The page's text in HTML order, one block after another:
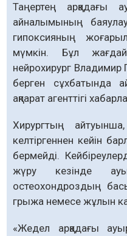
Таңертең арқадағы
айналымының
гипоксияның
мүмкін. Бұл
нейрохирург Владимир
берген сұхбатында
ақпарат агенттігі
Хирургтың
келтіргеннен кейін
бермейді.
жүру кезінде
остеохондроздың
грыжа немесе жұлын
«Жедел арқадағы